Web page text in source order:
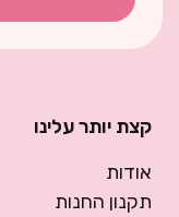
קצת יותר עלינו
אודות
תקנון החנות